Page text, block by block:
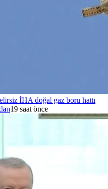
İHA doğal gaz boru hattı
19 saat önce